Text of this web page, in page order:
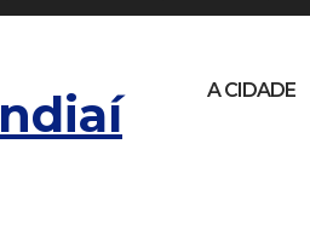
A CIDADE